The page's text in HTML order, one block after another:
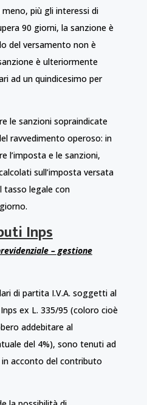
più gli interessi di
90 giorni, la sanzione è
del versamento non è
è ulteriormente
ad un quindicesimo per
le sanzioni sopraindicate
ravvedimento operoso: in
l’imposta e le sanzioni,
sull’imposta versata
tasso legale con
Inps
– gestione
di partita I.V.A. soggetti al
ex L. 335/95 (coloro cioè
addebitare al
del 4%), sono tenuti ad
acconto del contributo